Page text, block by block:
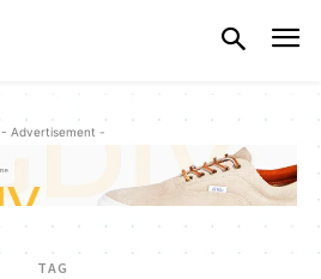
- Advertisement -
TAG